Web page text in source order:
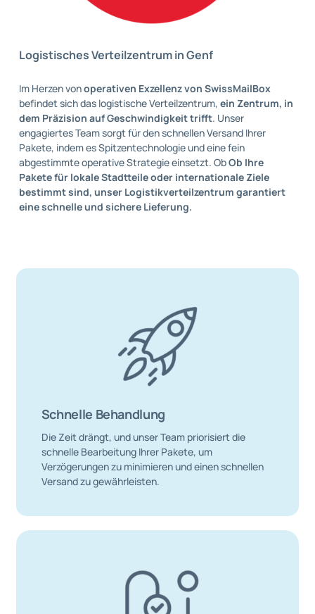
Logistisches Verteilzentrum in Genf
Im Herzen vonoperativen Exzellenz von SwissMailBox
befindet sich das logistische Verteilzentrum, ein Zentrum, in
dem Präzision auf Geschwindigkeit trifft. Unser
engagiertes Team sorgt für den schnellen Versand Ihrer
Pakete, indem es Spitzentechnologie und eine fein
abgestimmte operative Strategie einsetzt. ObOb Ihre
Pakete für lokale Stadtteile oder internationale Ziele
bestimmt sind, unser Logistikverteilzentrum garantiert
eine schnelle und sichere Lieferung.
Schnelle Behandlung
Die Zeit drängt, und unser Team priorisiert die
schnelle Bearbeitung Ihrer Pakete, um
Verzögerungen zu minimieren und einen schnellen
Versand zu gewährleisten.